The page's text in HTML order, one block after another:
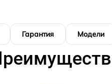
Гарантия Модели